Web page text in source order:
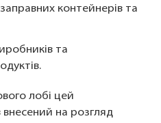
контейнерів та
та
лобі цей
внесений на розгляд